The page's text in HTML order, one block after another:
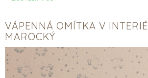
VÁPENNÁ OMÍTKA V
MAROCKÝ